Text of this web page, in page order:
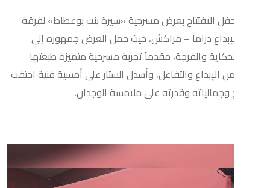
بعرض مسرحية «سيرة بنت بوغطاط» لفرقة
دراما – مراكش، حيث حمل العرض جمهوره إلى
والفرجة، مقدماً تجربة مسرحية متميزة طبعتها
والتفاعل، وأسدل الستار على أمسية فنية احتفت
وقدرته على ملامسة الوجدان.